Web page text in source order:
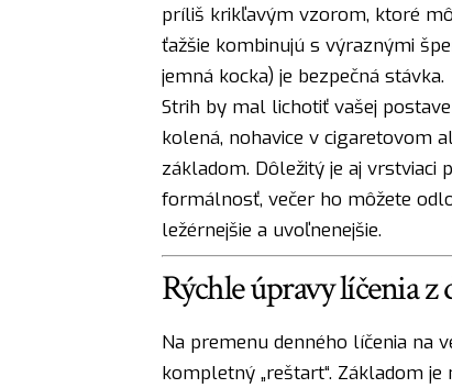
príliš krikľavým vzorom, ktoré
ťažšie kombinujú s výraznými
jemná kocka) je bezpečná stávka.
Strih by mal lichotiť vašej
kolená, nohavice v cigaretovom
základom. Dôležitý je aj vrstviaci
formálnosť, večer ho môžete
ležérnejšie a uvoľnenejšie.
Rýchle úpravy líčenia z
Na premenu denného líčenia na
kompletný „reštart“. Základom